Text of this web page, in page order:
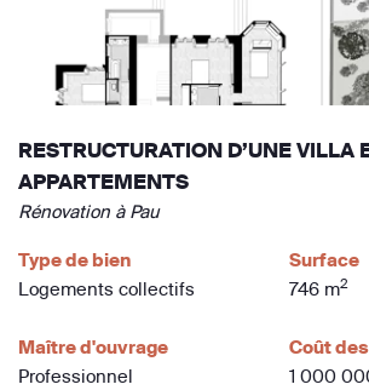
RESTRUCTURATION D’UNE VILLA
APPARTEMENTS
Rénovation à Pau
Type de bien
Logements collectifs
Surface
746 m2
Maître d'ouvrage
Professionnel
Coût
1 000